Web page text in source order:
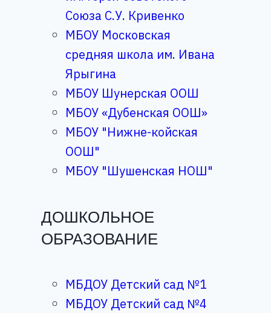
Союза С.У. Кривенко
МБОУ Московская
средняя школа им. Ивана
Ярыгина
МБОУ Шунерская ООШ
МБОУ «Дубенская ООШ»
МБОУ "Нижне-койская
ООШ"
МБОУ "Шушенская НОШ"
ДОШКОЛЬНОЕ
ОБРАЗОВАНИЕ
МБДОУ Детский сад №1
МБДОУ Детский сад №4